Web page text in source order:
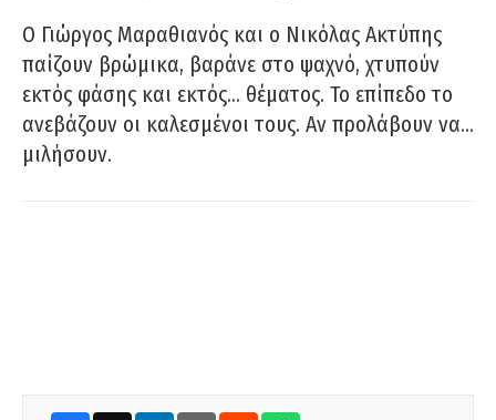
Ο Γιώργος Μαραθιανός και ο Νικόλας Ακτύπης
παίζουν βρώμικα, βαράνε στο ψαχνό, χτυπούν
εκτός φάσης και εκτός… θέματος. Το επίπεδο το
ανεβάζουν οι καλεσμένοι τους. Αν προλάβουν να…
μιλήσουν.